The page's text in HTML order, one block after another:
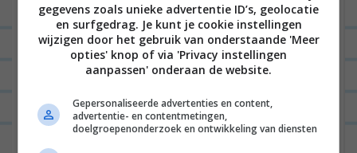
LEONIE 19/01/2014 op 21:13
Jap! 😀
JESSICA HOFMANN 19/01/2014 op 13:03
gegevens zoals unieke advertentie ID’s, geolocatie
en surfgedrag. Je kunt je cookie instellingen
wijzigen door het gebruik van onderstaande 'Meer
opties' knop of via 'Privacy instellingen
aanpassen' onderaan de website.
Gepersonaliseerde advertenties en content,
advertentie- en contentmetingen,
doelgroepenonderzoek en ontwikkeling van diensten